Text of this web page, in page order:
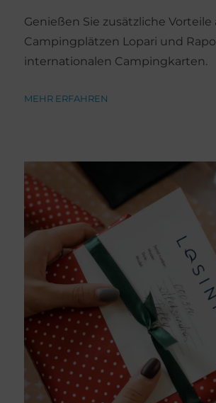
Genießen Sie zusätzliche Vorteile
Campingplätzen Lopari und
internationalen Campingkarten.
MEHR ERFAHREN